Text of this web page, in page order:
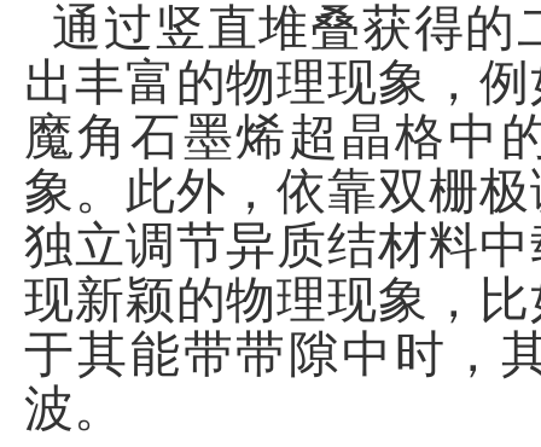
通过竖直堆叠获得的
出丰富的物理现象，
魔角石墨烯超晶格中
象。此外，依靠双栅
独立调节异质结材料
现新颖的物理现象，
于其能带带隙中时，
波。